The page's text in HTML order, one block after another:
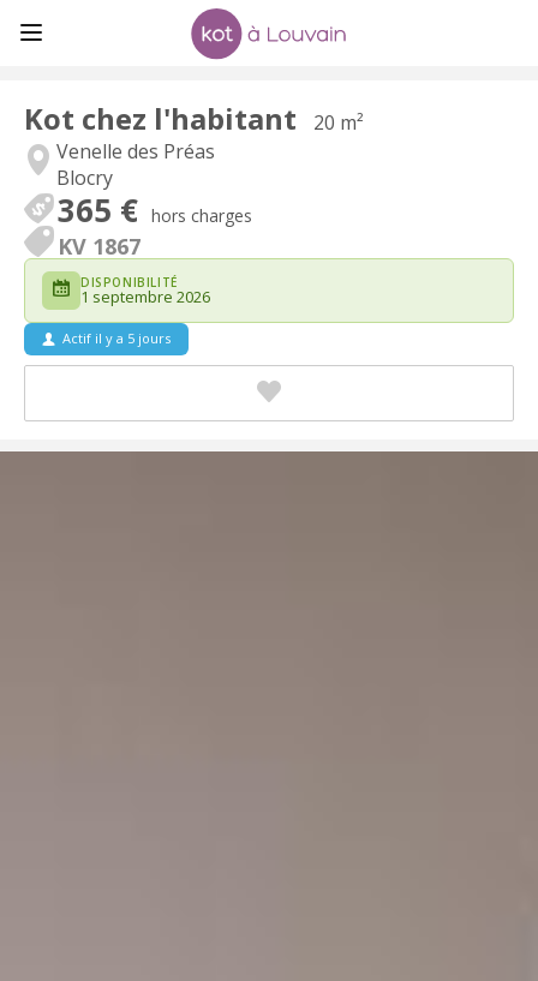
Kot chez l'habitant
20 m²
Venelle des Préas
Blocry
365 € hors charges
KV 1867
DISPONIBILITÉ
1 septembre 2026
Actif il y a 5 jours